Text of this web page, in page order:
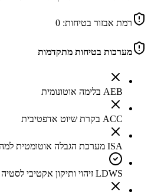
רמת אבזור בטיחות: 0
מערכות בטיחות מתקדמות
AEB בלימה אוטונומית
ACC בקרת שיוט אדפטיבית
ISA מערכת הגבלה אוטומטית למהירות הרכב
LDWS זיהוי ותיקון אקטיבי לסטיה מנתיב